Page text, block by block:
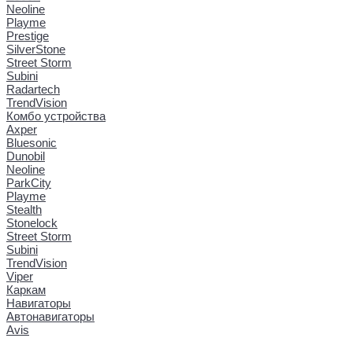
Neoline
Playme
Prestige
SilverStone
Street Storm
Subini
Radartech
TrendVision
Комбо устройства
Axper
Bluesonic
Dunobil
Neoline
ParkCity
Playme
Stealth
Stonelock
Street Storm
Subini
TrendVision
Viper
Каркам
Навигаторы
Автонавигаторы
Avis